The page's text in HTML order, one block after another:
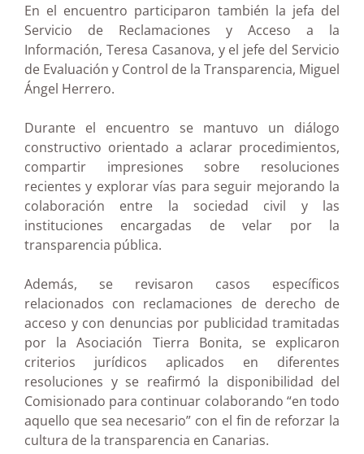
En el encuentro participaron también la jefa del
Servicio de Reclamaciones y Acceso a la
Información, Teresa Casanova, y el jefe del Servicio
de Evaluación y Control de la Transparencia, Miguel
Ángel Herrero.
Durante el encuentro se mantuvo un diálogo
constructivo orientado a aclarar procedimientos,
compartir impresiones sobre resoluciones
recientes y explorar vías para seguir mejorando la
colaboración entre la sociedad civil y las
instituciones encargadas de velar por la
transparencia pública.
Además, se revisaron casos específicos
relacionados con reclamaciones de derecho de
acceso y con denuncias por publicidad tramitadas
por la Asociación Tierra Bonita, se explicaron
criterios jurídicos aplicados en diferentes
resoluciones y se reafirmó la disponibilidad del
Comisionado para continuar colaborando “en todo
aquello que sea necesario” con el fin de reforzar la
cultura de la transparencia en Canarias.